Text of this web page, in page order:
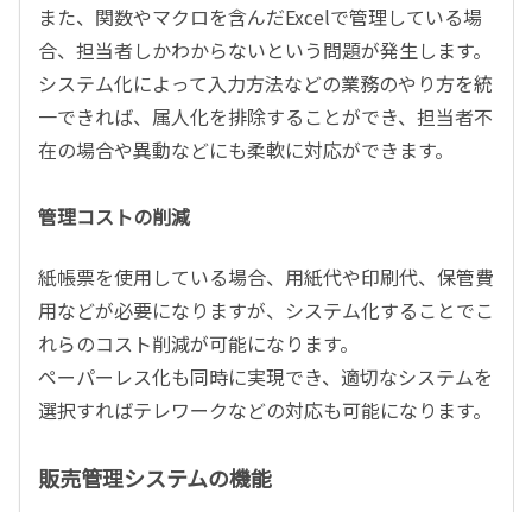
また、関数やマクロを含んだExcelで管理している場
合、担当者しかわからないという問題が発生します。
システム化によって入力方法などの業務のやり方を統
一できれば、属人化を排除することができ、担当者不
在の場合や異動などにも柔軟に対応ができます。
管理コストの削減
紙帳票を使用している場合、用紙代や印刷代、保管費
用などが必要になりますが、システム化することでこ
れらのコスト削減が可能になります。
ペーパーレス化も同時に実現でき、適切なシステムを
選択すればテレワークなどの対応も可能になります。
販売管理システムの機能